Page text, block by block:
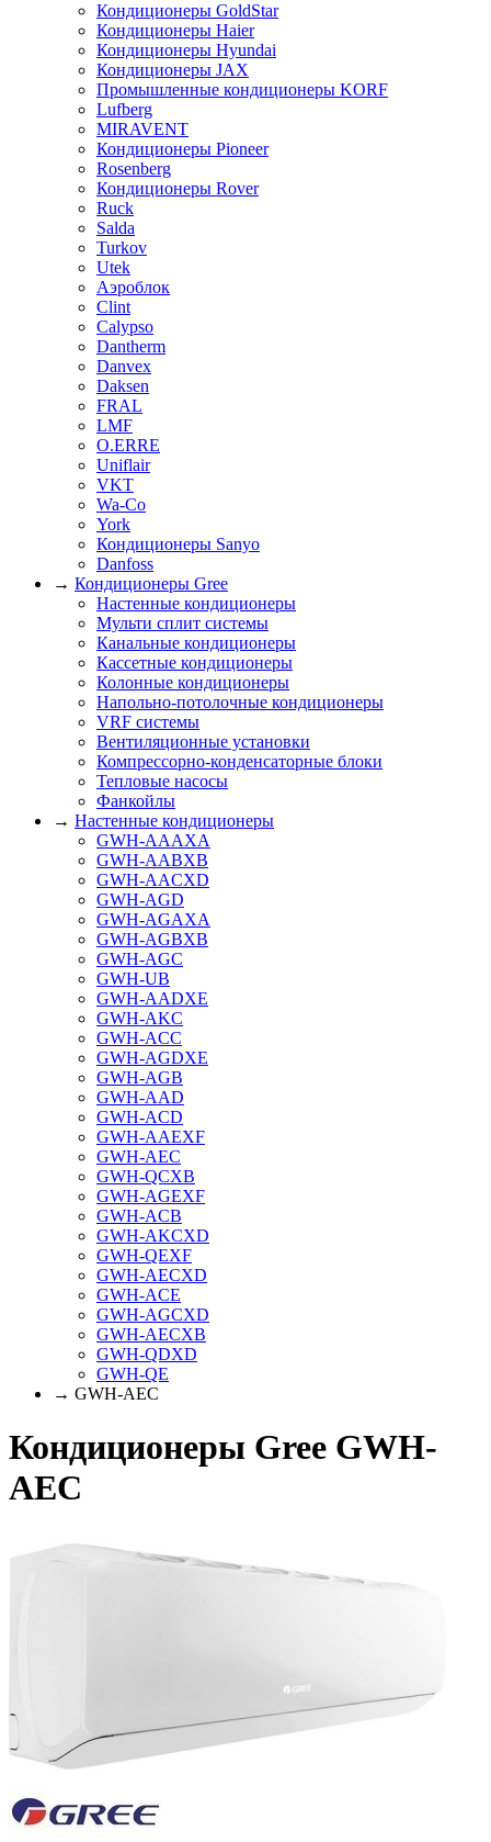
Кондиционеры GoldStar
Кондиционеры Haier
Кондиционеры Hyundai
Кондиционеры JAX
Промышленные кондиционеры KORF
Lufberg
MIRAVENT
Кондиционеры Pioneer
Rosenberg
Кондиционеры Rover
Ruck
Salda
Turkov
Utek
Аэроблок
Clint
Calypso
Dantherm
Danvex
Daksen
FRAL
LMF
O.ERRE
Uniflair
VKT
Wa-Co
York
Кондиционеры Sanyo
Danfoss
→ Кондиционеры Gree
Настенные кондиционеры
Мульти сплит системы
Канальные кондиционеры
Кассетные кондиционеры
Колонные кондиционеры
Напольно-потолочные кондиционеры
VRF системы
Вентиляционные установки
Компрессорно-конденсаторные блоки
Тепловые насосы
Фанкойлы
→ Настенные кондиционеры
GWH-AAAXA
GWH-AABXB
GWH-AACXD
GWH-AGD
GWH-AGAXA
GWH-AGBXB
GWH-AGC
GWH-UB
GWH-AADXE
GWH-AKC
GWH-ACC
GWH-AGDXE
GWH-AGB
GWH-AAD
GWH-ACD
GWH-AAEXF
GWH-AEC
GWH-QCXB
GWH-AGEXF
GWH-ACB
GWH-AKCXD
GWH-QEXF
GWH-AECXD
GWH-ACE
GWH-AGCXD
GWH-AECXB
GWH-QDXD
GWH-QE
→ GWH-AEC
Кондиционеры Gree GWH-
AEC